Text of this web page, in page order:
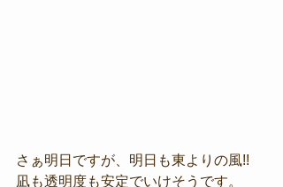
さぁ明日ですが、明日も東よりの風!!
凪も透明度も安定でいけそうです。